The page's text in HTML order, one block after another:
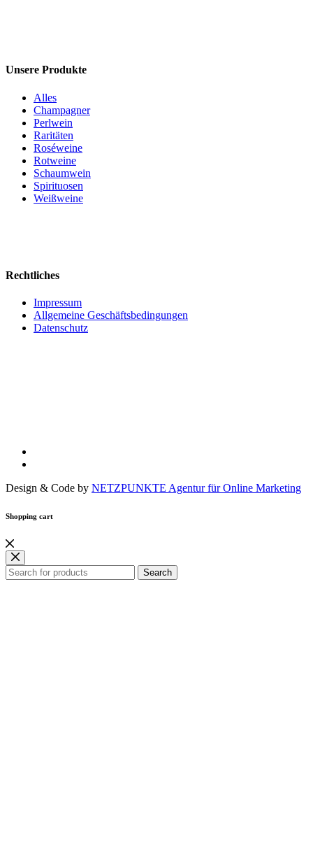
Unsere Produkte
Alles
Champagner
Perlwein
Raritäten
Roséweine
Rotweine
Schaumwein
Spirituosen
Weißweine
Rechtliches
Impressum
Allgemeine Geschäftsbedingungen
Datenschutz
Design & Code by NETZPUNKTE Agentur für Online Marketing
Shopping cart
Search